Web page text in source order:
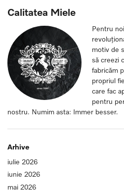
Calitatea Miele
Pentru
motiv de
să creezi
fabricăm
propriul
care fac
pentru
nostru. Numim asta: Immer besser.
Arhive
iulie 2026
iunie 2026
mai 2026